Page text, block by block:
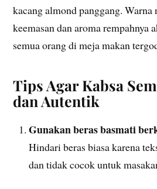
kacang almond panggang.
keemasan dan aroma rempahnya
semua orang di meja makan
Tips Agar Kabsa
dan Autentik
Gunakan beras basmati
Hindari beras biasa karena
dan tidak cocok untuk